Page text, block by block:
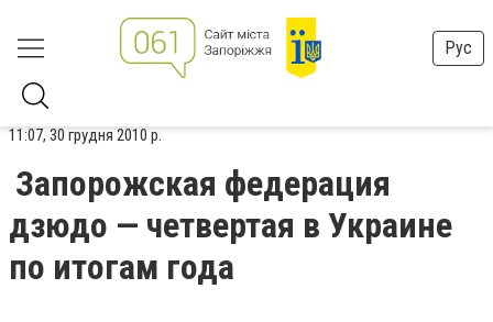
Рус
11:07, 30 грудня 2010 р.
Запорожская федерация
дзюдо — четвертая в Украине
по итогам года